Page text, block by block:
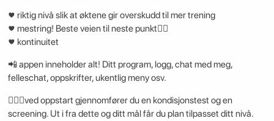
♥️ riktig nivå slik at øktene gir overskudd til mer trening
♥️ mestring! Beste veien til neste punkt👇🏻
♥️ kontinuitet
📲 appen inneholder alt! Ditt program, logg, chat med meg,
felleschat, oppskrifter, ukentlig meny osv.
🏃🏼‍♀️ved oppstart gjennomfører du en kondisjonstest og en
screening. Ut i fra dette og ditt mål får du plan tilpasset ditt nivå.